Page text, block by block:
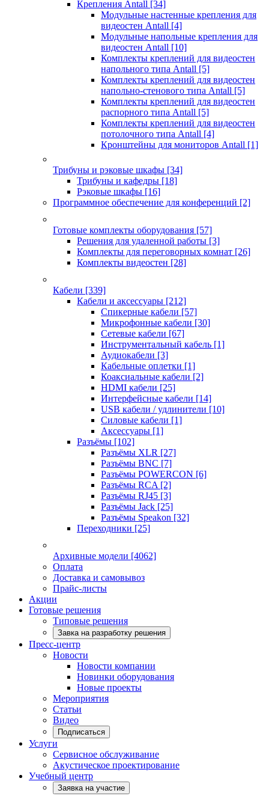
Крепления Antall [34]
Модульные настенные крепления для
видеостен Antall [4]
Модульные напольные крепления для
видеостен Antall [10]
Комплекты креплений для видеостен
напольного типа Antall [5]
Комплекты креплений для видеостен
напольно-стенового типа Antall [5]
Комплекты креплений для видеостен
распорного типа Antall [5]
Комплекты креплений для видеостен
потолочного типа Antall [4]
Кронштейны для мониторов Antall [1]
Трибуны и рэковые шкафы [34]
Трибуны и кафедры [18]
Рэковые шкафы [16]
Программное обеспечение для конференций [2]
Готовые комплекты оборудования [57]
Решения для удаленной работы [3]
Комплекты для переговорных комнат [26]
Комплекты видеостен [28]
Кабели [339]
Кабели и аксессуары [212]
Спикерные кабели [57]
Микрофонные кабели [30]
Сетевые кабели [67]
Инструментальный кабель [1]
Аудиокабели [3]
Кабельные оплетки [1]
Коаксиальные кабели [2]
HDMI кабели [25]
Интерфейсные кабели [14]
USB кабели / удлинители [10]
Силовые кабели [1]
Аксессуары [1]
Разъёмы [102]
Разъёмы XLR [27]
Разъёмы BNC [7]
Разъёмы POWERCON [6]
Разъёмы RCA [2]
Разъёмы RJ45 [3]
Разъёмы Jack [25]
Разъёмы Speakon [32]
Переходники [25]
Архивные модели [4062]
Оплата
Доставка и самовывоз
Прайс-листы
Акции
Готовые решения
Типовые решения
Завка на разработку решения
Пресс-центр
Новости
Новости компании
Новинки оборудования
Новые проекты
Мероприятия
Статьи
Видео
Подписаться
Услуги
Сервисное обслуживание
Акустическое проектирование
Учебный центр
Заявка на участие